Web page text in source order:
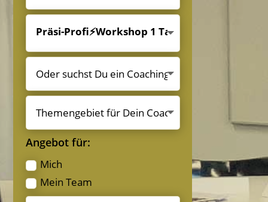
Angebot für:
Mich
Mein Team